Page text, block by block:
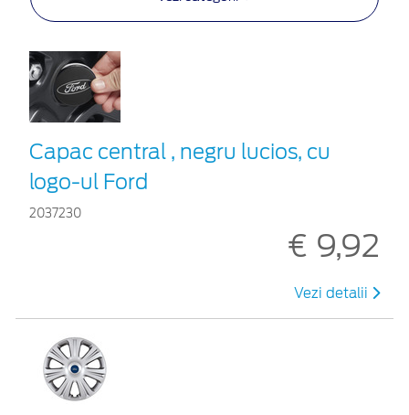
Capac central , negru lucios, cu
logo-ul Ford
2037230
€ 9,92
Vezi detalii